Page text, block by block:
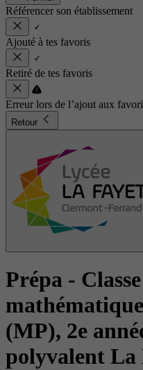
Référencer son établissement
Ajouté à tes favoris
Retiré de tes favoris
Erreur lors de l’ajout aux
Retour
Prépa -
(MP), 2e
polyvalent La